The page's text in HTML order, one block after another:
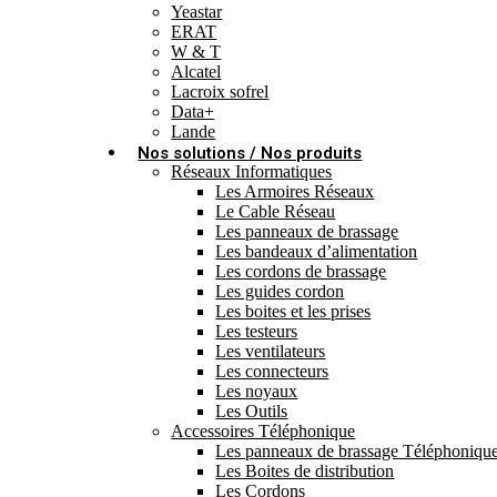
Yeastar
ERAT
W & T
Alcatel
Lacroix sofrel
Data+
Lande
Nos solutions / Nos produits
Réseaux Informatiques
Les Armoires Réseaux
Le Cable Réseau
Les panneaux de brassage
Les bandeaux d’alimentation
Les cordons de brassage
Les guides cordon
Les boites et les prises
Les testeurs
Les ventilateurs
Les connecteurs
Les noyaux
Les Outils
Accessoires Téléphonique
Les panneaux de brassage
Les Boites de distribution
Les Cordons